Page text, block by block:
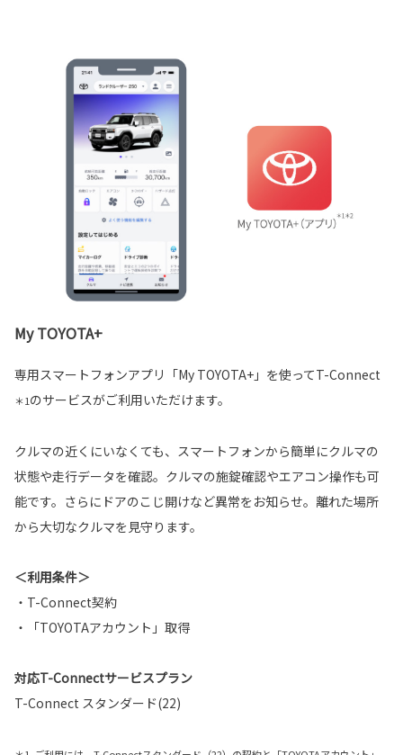
My TOYOTA+
専用スマートフォンアプリ「My TOYOTA+」を使ってT-Connect
＊1のサービスがご利用いただけます。
クルマの近くにいなくても、スマートフォンから簡単にクルマの
状態や走行データを確認。クルマの施錠確認やエアコン操作も可
能です。さらにドアのこじ開けなど異常をお知らせ。離れた場所
から大切なクルマを見守ります。
＜利用条件＞
・T-Connect契約
・「TOYOTAアカウント」取得
対応T-Connectサービスプラン
T-Connect スタンダード(22)